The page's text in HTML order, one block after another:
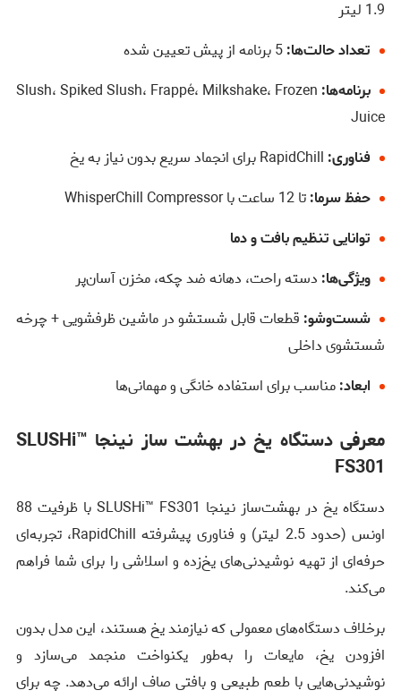
1.9 لیتر
تعداد حالت‌ها:
برنامه‌ها: Slush، Spiked Slush، Frappé، Milkshake، Frozen
Juice
فناوری:
حفظ سرما:تا 12 ساعت با WhisperChill Compressor
توانایی تنظیم بافت و دما
ویژگی‌ها: دسته راحت، دهانه ضد چکه، مخزن آسان‌پر
شست‌وشو: قطعات قابل شستشو در ماشین ظرفشویی + چرخه
شستشوی داخلی
ابعاد:مناسب برای استفاده خانگی و مهمانی‌ها
معرفی دستگاه یخ در بهشت ساز نینجا SLUSHi™
FS301
دستگاه یخ در بهشت‌ساز نینجا SLUSHi™ FS301 با ظرفیت 88
اونس (حدود 2.5 لیتر) و فناوری پیشرفته RapidChill، تجربه‌ای
حرفه‌ای از تهیه نوشیدنی‌های یخ‌زده و اسلاشی را برای شما فراهم
می‌کند.
برخلاف دستگاه‌های معمولی که نیازمند یخ هستند، این مدل بدون
افزودن یخ، مایعات را به‌طور یکنواخت منجمد می‌سازد و
نوشیدنی‌هایی با طعم طبیعی و بافتی صاف ارائه می‌دهد. چه برای